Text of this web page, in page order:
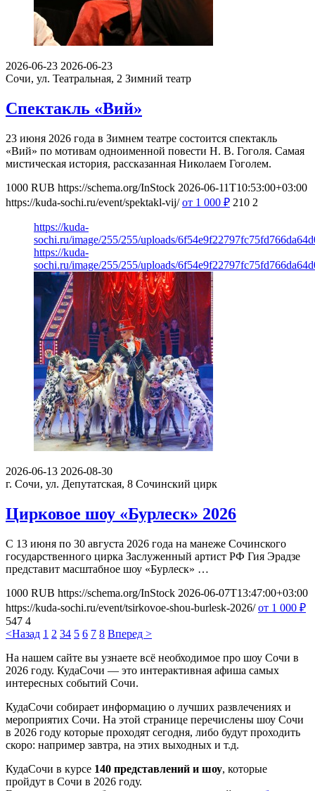
2026-06-23 2026-06-23
Сочи, ул. Театральная, 2 Зимний театр
Спектакль «Вий»
23 июня 2026 года в Зимнем театре состоится спектакль
«Вий» по мотивам одноименной повести Н. В. Гоголя. Самая
мистическая история, рассказанная Николаем Гоголем.
1000 RUB https://schema.org/InStock 2026-06-11T10:53:00+03:00
https://kuda-sochi.ru/event/spektakl-vij/ от 1 000 ₽ 210 2
https://kuda-
sochi.ru/image/255/255/uploads/
https://kuda-
sochi.ru/image/255/255/uploads/
2026-06-13 2026-08-30
г. Сочи, ул. Депутатская, 8 Сочинский цирк
Цирковое шоу «Бурлеск» 2026
С 13 июня по 30 августа 2026 года на манеже Сочинского
государственного цирка Заслуженный артист РФ Гия Эрадзе
представит масштабное шоу «Бурлеск» …
1000 RUB https://schema.org/InStock 2026-06-07T13:47:00+03:00
https://kuda-sochi.ru/event/tsirkovoe-shou-burlesk-2026/ от 1 000 ₽
547 4
<Назад 1 2 34 5 6 7 8 Вперед >
На нашем сайте вы узнаете всё необходимое про шоу Сочи в
2026 году. КудаСочи — это интерактивная афиша самых
интересных событий Сочи.
КудаСочи собирает информацию о лучших развлечениях и
мероприятих Сочи. На этой странице перечислены шоу Сочи
в 2026 году которые проходят сегодня, либо будут проходить
скоро: например завтра, на этих выходных и т.д.
КудаСочи в курсе 140 представлений и шоу, которые
пройдут в Сочи в 2026 году.